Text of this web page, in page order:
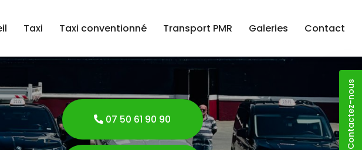
Contactez-nous
Taxi Taxi conventionné Transport PMR Galeries Contact
07 50 61 90 90